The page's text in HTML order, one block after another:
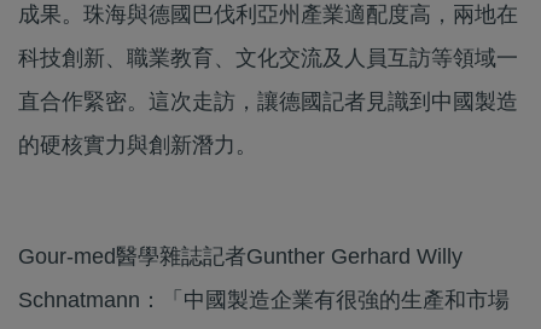
成果。珠海與德國巴伐利亞州產業適配度高，兩地在
科技創新、職業教育、文化交流及人員互訪等領域一
直合作緊密。這次走訪，讓德國記者見識到中國製造
的硬核實力與創新潛力。
Gour-med醫學雜誌記者Gunther Gerhard Willy
Schnatmann：「中國製造企業有很強的生產和市場